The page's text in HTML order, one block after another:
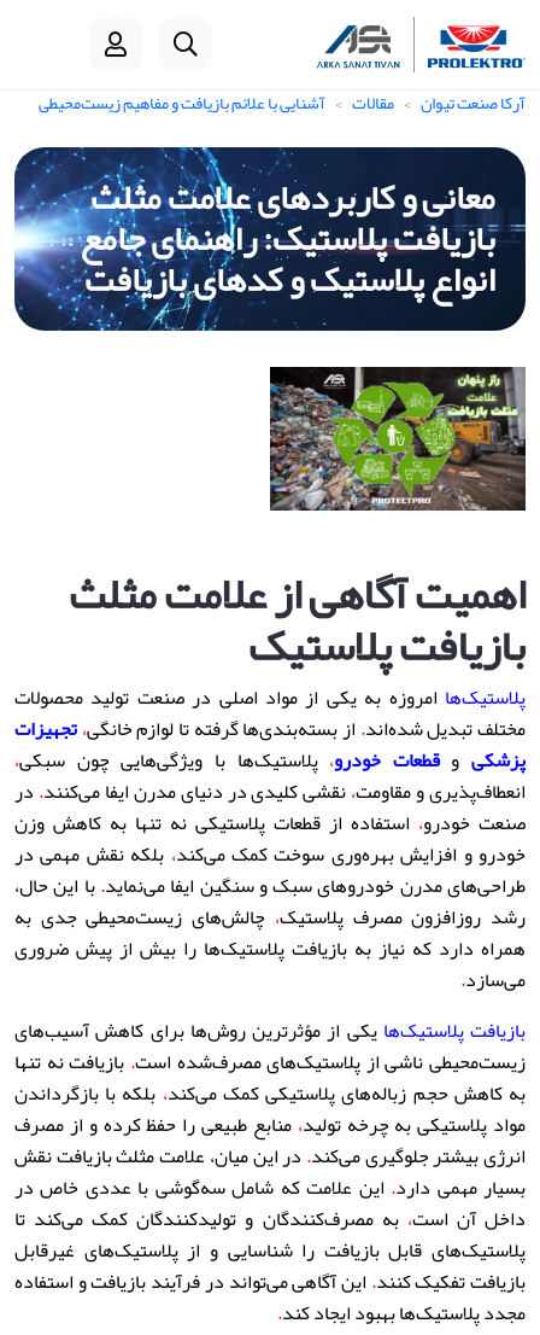
آرکا صنعت تیوان مقالات آشنایی با علائم بازیافت و مفاهیم زیست‌محیطی
معانی و کاربردهای علامت مثلث
بازیافت پلاستیک: راهنمای جامع
انواع پلاستیک و کدهای بازیافت
اهمیت آگاهی از علامت مثلث
بازیافت پلاستیک
پلاستیک‌ها امروزه به یکی از مواد اصلی در صنعت تولید محصولات
مختلف تبدیل شده‌اند.از بسته‌بندی‌ها گرفته تا لوازم خانگی،تجهیزات
پزشکی وقطعات خودرو، پلاستیک‌ها با ویژگی‌هایی چون سبکی،
انعطاف‌پذیری و مقاومت،نقشی کلیدی در دنیای مدرن ایفا می‌کنند.در
صنعت خودرو، استفاده از قطعات پلاستیکی نه تنها به کاهش وزن
خودرو و افزایش بهره‌وری سوخت کمک می‌کند، بلکه نقش مهمی در
طراحی‌های مدرن خودروهای سبک و سنگین ایفا می‌نماید.با این حال،
رشد روزافزون مصرف پلاستیک، چالش‌های زیست‌محیطی جدی به
همراه دارد که نیاز به بازیافت پلاستیک‌ها را بیش از پیش ضروری
می‌سازد.
بازیافت پلاستیک‌ها یکی از مؤثرترین روش‌ها برای کاهش آسیب‌های
زیست‌محیطی ناشی از پلاستیک‌های مصرف‌شده است.بازیافت نه تنها
به کاهش حجم زباله‌های پلاستیکی کمک می‌کند، بلکه با بازگرداندن
مواد پلاستیکی به چرخه تولید،منابع طبیعی را حفظ کرده و از مصرف
انرژی بیشتر جلوگیری می‌کند.در این میان،علامت مثلث بازیافت نقش
بسیار مهمی دارد. این علامت که شامل سه‌گوشی با عددی خاص در
داخل آن است، به مصرف‌کنندگان و تولیدکنندگان کمک می‌کند تا
پلاستیک‌های قابل بازیافت را شناسایی و از پلاستیک‌های غیرقابل
بازیافت تفکیک کنند.این آگاهی می‌تواند در فرآیند بازیافت و استفاده
مجدد پلاستیک‌ها بهبود ایجاد کند.